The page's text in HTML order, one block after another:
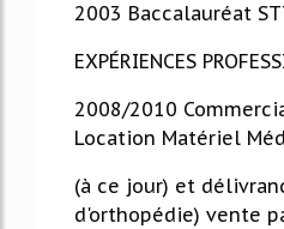
2003 Baccalauréat
EXPÉRIENCES
2008/2010
Location Matériel
(à ce jour) et
d'orthopédie) vente